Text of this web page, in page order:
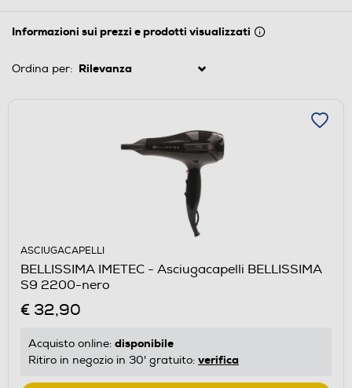
Informazioni sui prezzi e prodotti visualizzati
Ordina per:
ASCIUGACAPELLI
BELLISSIMA IMETEC - Asciugacapelli BELLISSIMA
S9 2200-nero
€ 32,90
Acquisto online: disponibile
Ritiro in negozio in 30' gratuito: verifica